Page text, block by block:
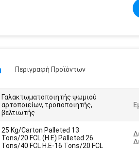
Περιγραφή Προϊόντων
Γαλακτωματοποιητής ψωμιού
αρτοποιείων, τροποποιητής,
βελτιωτής
25 Kg/Carton Palleted 13
Tons/20 FCL (Η.Ε) Palleted 26
Tons/40 FCL Η.Ε-16 Tons/20 FCL